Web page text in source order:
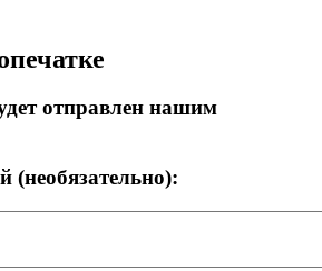
отправлен нашим